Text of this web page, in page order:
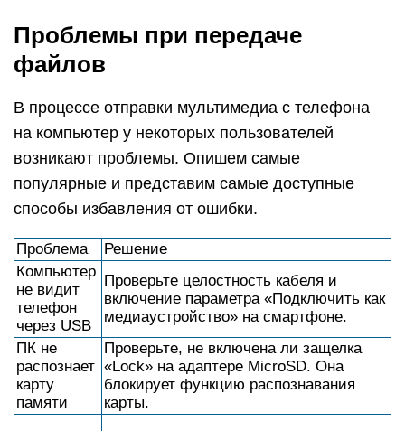
Проблемы при передаче
файлов
В процессе отправки мультимедиа с телефона
на компьютер у некоторых пользователей
возникают проблемы. Опишем самые
популярные и представим самые доступные
способы избавления от ошибки.
Проблема
Решение
Компьютер
не видит
телефон
через USB
Проверьте целостность кабеля и
включение параметра «Подключить как
медиаустройство» на смартфоне.
ПК не
распознает
карту
памяти
Проверьте, не включена ли защелка
«Lock» на адаптере MicroSD. Она
блокирует функцию распознавания
карты.